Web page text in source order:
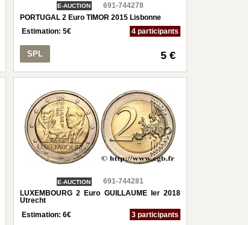
E-AUCTION
691-744278
PORTUGAL 2 Euro TIMOR 2015 Lisbonne
Estimation:5€ 4 participants
SPL 5 €
E-AUCTION
691-744281
LUXEMBOURG 2 Euro GUILLAUME Ier 2018
Utrecht
Estimation:6€ 3 participants